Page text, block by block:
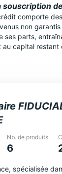
souscription
comporte
non
ses parts,
capital restant
Nb. de produits
6
spécialisée